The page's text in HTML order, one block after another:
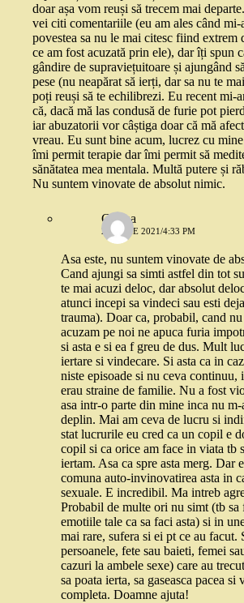
doar așa vom reuși să trecem mai
vei citi comentariile (eu am ales când mi-
povestea sa nu le mai citesc fiind extrem
ce am fost acuzată prin ele), dar îți spun
gândire de supraviețuitoare și ajungând
pese (nu neapărat să ierți, dar sa nu te
poți reuși să te echilibrezi. Eu recent mi-
că, dacă mă las condusă de furie pot
iar abuzatorii vor câștiga doar că mă
vreau. Eu sunt bine acum, lucrez cu
îmi permit terapie dar îmi permit să
sănătatea mea mentala. Multă putere și
Nu suntem vinovate de absolut nimic.
Corina
25 IUNIE 2021/4:33 PM
Asa este, nu suntem vinovate de
Cand ajungi sa simti astfel din tot
te mai acuzi deloc, dar absolut
atunci incepi sa vindeci sau esti
trauma). Doar ca, probabil, cand
acuzam pe noi ne apuca furia
si asta e si ea f greu de dus. Mult
iertare si vindecare. Si asta ca in
niste episoade si nu ceva continuu,
erau straine de familie. Nu a fost
asa intr-o parte din mine inca nu m-
deplin. Mai am ceva de lucru si
stat lucrurile eu cred ca un copil e
copil si ca orice am face in viata tb
iertam. Asa ca spre asta merg. Dar
comuna auto-invinovatirea asta in
sexuale. E incredibil. Ma intreb
Probabil de multe ori nu simt (tb sa
emotiile tale ca sa faci asta) si in
mai rare, sufera si ei pt ce au facut.
persoanele, fete sau baieti, femei
cazuri la ambele sexe) care au
sa poata ierta, sa gaseasca pacea si
completa. Doamne ajuta!